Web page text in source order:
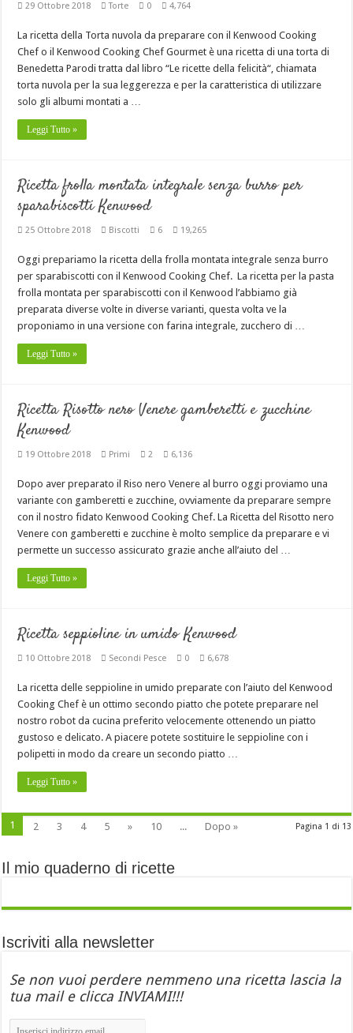
29 Ottobre 2018 Torte 0 4,764
La ricetta della Torta nuvola da preparare con il Kenwood Cooking
Chef o il Kenwood Cooking Chef Gourmet è una ricetta di una torta di
Benedetta Parodi tratta dal libro “Le ricette della felicità“, chiamata
torta nuvola per la sua leggerezza e per la caratteristica di utilizzare
solo gli albumi montati a …
Leggi Tutto »
Ricetta frolla montata integrale senza burro per
sparabiscotti Kenwood
25 Ottobre 2018 Biscotti 6 19,265
Oggi prepariamo la ricetta della frolla montata integrale senza burro
per sparabiscotti con il Kenwood Cooking Chef. La ricetta per la pasta
frolla montata per sparabiscotti con il Kenwood l’abbiamo già
preparata diverse volte in diverse varianti, questa volta ve la
proponiamo in una versione con farina integrale, zucchero di …
Leggi Tutto »
Ricetta Risotto nero Venere gamberetti e zucchine
Kenwood
19 Ottobre 2018 Primi 2 6,136
Dopo aver preparato il Riso nero Venere al burro oggi proviamo una
variante con gamberetti e zucchine, ovviamente da preparare sempre
con il nostro fidato Kenwood Cooking Chef. La Ricetta del Risotto nero
Venere con gamberetti e zucchine è molto semplice da preparare e vi
permette un successo assicurato grazie anche all’aiuto del …
Leggi Tutto »
Ricetta seppioline in umido Kenwood
10 Ottobre 2018 Secondi Pesce 0 6,678
La ricetta delle seppioline in umido preparate con l’aiuto del Kenwood
Cooking Chef è un ottimo secondo piatto che potete preparare nel
nostro robot da cucina preferito velocemente ottenendo un piatto
gustoso e delicato. A piacere potete sostituire le seppioline con i
polipetti in modo da creare un secondo piatto …
Leggi Tutto »
Pagina 1 di 13
1 2 3 4 5 » 10 ... Dopo »
Il mio quaderno di ricette
Iscriviti alla newsletter
Se non vuoi perdere nemmeno una ricetta lascia la
tua mail e clicca INVIAMI!!!